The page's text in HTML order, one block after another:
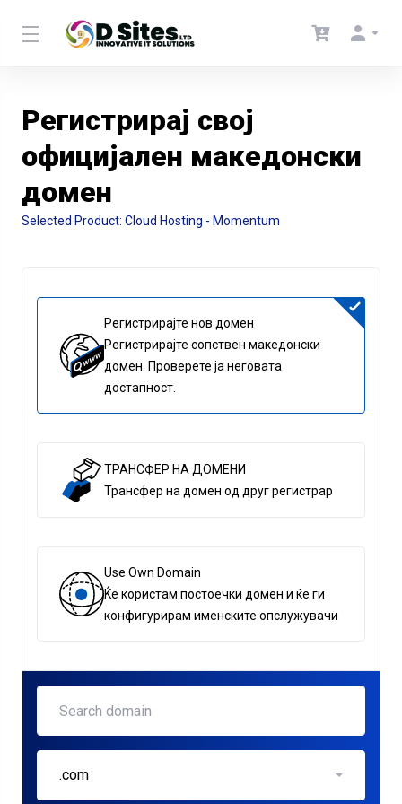
Регистрирај свој
официјален македонски
домен
Selected Product: Cloud Hosting - Momentum
Регистрирајте нов домен
Регистрирајте сопствен македонски
домен. Проверете ја неговата
достапност.
ТРАНСФЕР НА ДОМЕНИ
Трансфер на домен од друг регистрар
Use Own Domain
Ќе користам постоечки домен и ќе ги
конфигурирам именските опслужувачи
.com